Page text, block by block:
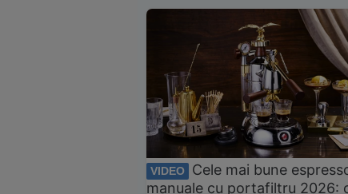
VIDEO
Cele mai bune
manuale cu portafiltru 2026: